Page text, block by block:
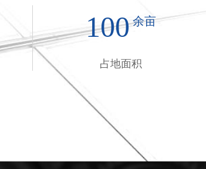
100余亩
占地面积